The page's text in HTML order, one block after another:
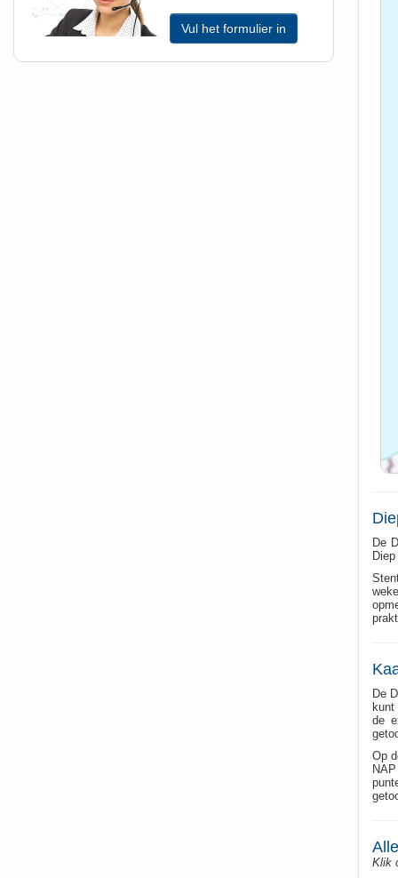
De
De
de
Op
Klik
Vul het formulier in